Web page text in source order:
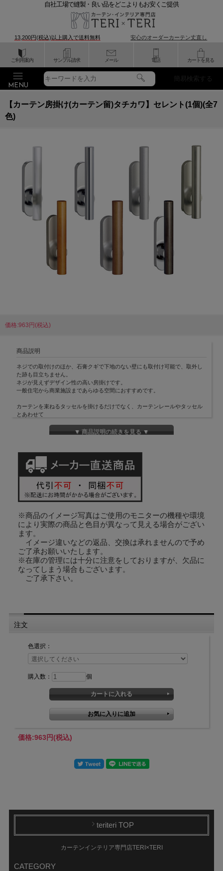
ご利用案内 サンプル請求 メール 電話 カートを見る
自社工場で縫製・良い品をどこよりもお安くご提供
13,200円(税込)以上購入で送料無料 安心のオーダーカーテン丈直し
簡易検索する
【カーテン房掛け(カーテン留)タチカワ】セレント(1個)(全7
色)
価格:963円(税込)
商品説明
ネジでの取付けのほか、石膏クギで下地のない壁にも取付け可能で、取外し
た跡も目立ちません。
ネジが見えずデザイン性の高い房掛けです。
一般住宅から商業施設まであらゆる空間におすすめです。
カーテンを束ねるタッセルを掛けるだけでなく、カーテンレールやタッセル
とあわせて
素材：亜鉛ダイキャスト/ポリアセタール樹脂
サイズ：横1.9cm×縦7.0cm
▼ 商品説明の続きを見る ▼
※商品のイメージ写真はご使用のモニターの機種や環境
により実際の商品と色目が異なって見える場合がござい
ます。
イメージ違いなどの返品、交換は承れませんので予め
ご了承お願いいたします。
※在庫の管理には十分に注意をしておりますが、欠品に
なってしまう場合もございます。
ご了承下さい。
注文
色選択：
購入数： 個
価格:963円(税込)
teriteri TOP
カーテンインテリア専門店TERI×TERI
CATEGORY